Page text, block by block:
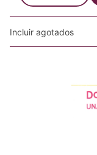
Incluir agotados